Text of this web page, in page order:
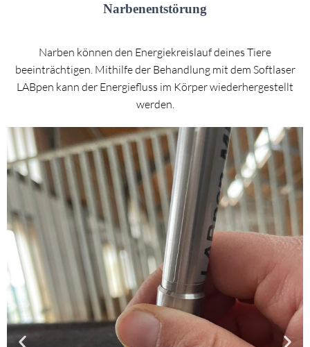
Narbenentstörung
Narben können den Energiekreislauf deines Tiere
beeinträchtigen. Mithilfe der Behandlung mit dem Softlaser
LABpen kann der Energiefluss im Körper wiederhergestellt
werden.